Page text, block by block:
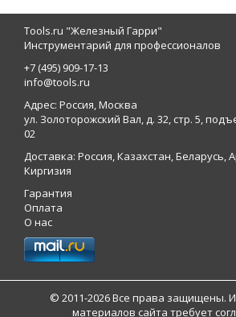
Tools.ru "Железный Гарри"
Инструментарий для профессионалов
+7 (495) 909-17-13
info@tools.ru
Адрес: Россия, Москва
ул. Золоторожский Вал, д. 32, стр. 5,
02
Доставка: Россия, Казахстан, Беларусь,
Киргизия
Гарантия
Оплата
О нас
© 2011-2026 Все права защищены.
материалов сайта требует